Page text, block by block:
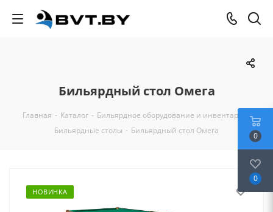
Бильярдный стол Омега
Главная - Каталог - Бильярдное оборудование и инвентарь
Бильярдные столы - Бильярдный стол Омега
НОВИНКА
0
0